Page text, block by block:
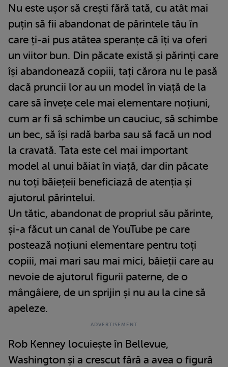
Nu este ușor să crești fără tată, cu atât mai
puțin să fii abandonat de părintele tău în
care ți-ai pus atâtea speranțe că îți va oferi
un viitor bun. Din păcate există și părinți care
își abandonează copiii, tați cărora nu le pasă
dacă pruncii lor au un model în viață de la
care să învețe cele mai elementare noțiuni,
cum ar fi să schimbe un cauciuc, să schimbe
un bec, să își radă barba sau să facă un nod
la cravată. Tata este cel mai important
model al unui băiat în viață, dar din păcate
nu toți băiețeii beneficiază de atenția și
ajutorul părintelui.
Un tătic, abandonat de propriul său părinte,
și-a făcut un canal de YouTube pe care
postează noțiuni elementare pentru toți
copiii, mai mari sau mai mici, băieții care au
nevoie de ajutorul figurii paterne, de o
mângâiere, de un sprijin și nu au la cine să
apeleze.
Rob Kenney locuiește în Bellevue,
Washington și a crescut fără a avea o figură